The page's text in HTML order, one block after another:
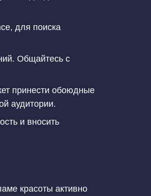
для поиска
Общайтесь с
принести обоюдные
аудитории.
и вносить
красоты активно